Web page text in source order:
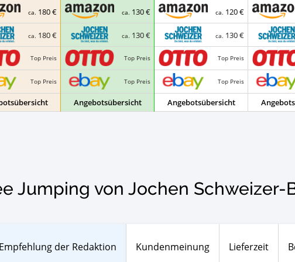
ca. 180 €
ca. 180 €
Top Preis
Top Preis
ca. 130 €
ca. 130 €
Top Preis
Top Preis
Angebotsübersicht
ca. 120 €
ca. 130 €
Top Preis
Top Preis
Angebotsübersicht
Jumping von Jochen Schweizer-
Empfehlung der Redaktion Kundenmeinung